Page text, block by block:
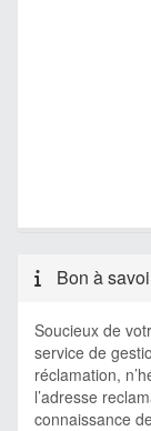
Bon à
Soucieux de
service de
réclamation,
l’adresse
connaissance